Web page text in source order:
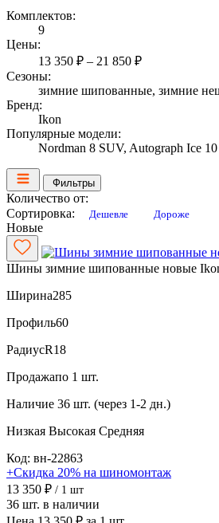
Комплектов:
9
Цены:
13 350 ₽ – 21 850 ₽
Сезоны:
зимние шипованные, зимние
Бренд:
Ikon
Популярные модели:
Nordman 8 SUV, Autograph Ice
Фильтры
Количество от:
Сортировка:
Дешевле Дороже
Новые
Шины зимние шипованные новые
Ширина285
Профиль60
РадиусR18
Продажапо 1 шт.
Наличие 36 шт. (через 1-2 дн.)
Низкая Высокая Средняя
Код: вн-22863
+Скидка 20% на шиномонтаж
13 350 ₽ / 1 шт
36 шт. в наличии